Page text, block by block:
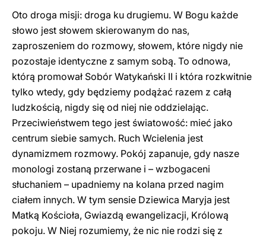
Oto droga misji: droga ku drugiemu. W Bogu każde
słowo jest słowem skierowanym do nas,
zaproszeniem do rozmowy, słowem, które nigdy nie
pozostaje identyczne z samym sobą. To odnowa,
którą promował Sobór Watykański II i która rozkwitnie
tylko wtedy, gdy będziemy podążać razem z całą
ludzkością, nigdy się od niej nie oddzielając.
Przeciwieństwem tego jest światowość: mieć jako
centrum siebie samych. Ruch Wcielenia jest
dynamizmem rozmowy. Pokój zapanuje, gdy nasze
monologi zostaną przerwane i – wzbogaceni
słuchaniem – upadniemy na kolana przed nagim
ciałem innych. W tym sensie Dziewica Maryja jest
Matką Kościoła, Gwiazdą ewangelizacji, Królową
pokoju. W Niej rozumiemy, że nic nie rodzi się z